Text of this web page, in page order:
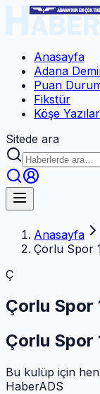
Anasayfa
Adana
Puan
Fikstür
Köşe
Sitede ara
Anasayfa
Çorlu Spor
Ç
Çorlu Spor
Çorlu Spor
Bu kulüp için
HaberADS